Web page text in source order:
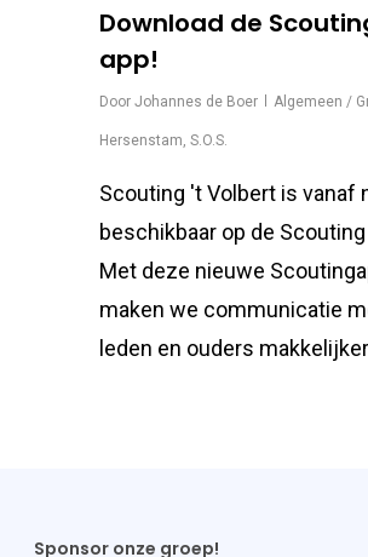
Download de
app!
Door Johannes de Boer Algemeen /
Hersenstam S.O.S.
Scouting 't Volbert is vanaf
beschikbaar op de Scouting
Met deze nieuwe
maken we communicatie
leden en ouders
Sponsor onze groep!